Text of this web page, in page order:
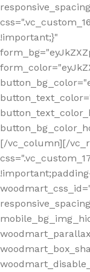
!important;}"
[/vc_column][/